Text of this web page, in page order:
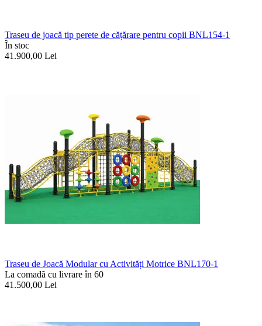
Traseu de joacă tip perete de cățărare pentru copii BNL154-1
În stoc
41.900,00 Lei
Traseu de Joacă Modular cu Activități Motrice BNL170-1
La comadã cu livrare în 60
41.500,00 Lei